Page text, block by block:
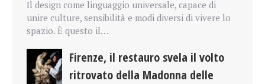
Il design come linguaggio universale, capace di
unire culture, sensibilità e modi diversi di vivere lo
spazio. È questo il…
Firenze, il restauro svela il volto
ritrovato della Madonna delle